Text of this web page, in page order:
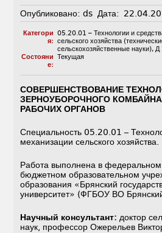
Опубликовано: ds Дата:
Категори
я:
05.20.01 – Технологии и
сельского хозяйства
сельскохозяйственные науки), Д
Состояни
е:
Текущая
СОВЕРШЕНСТВОВАНИЕ
ЗЕРНОУБОРОЧНОГО
РАБОЧИХ ОРГАНОВ
Специальность 05.20.01 –
механизации сельского хозяйства.
Работа выполнена в федеральном
бюджетном образовательном
образования «Брянский
университет» (ФГБОУ ВО
Научный консультант: доктор
наук, профессор Ожерельев